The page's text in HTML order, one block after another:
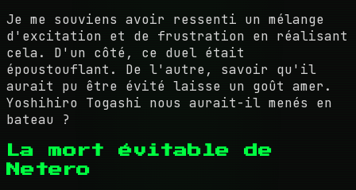
Je me souviens avoir ressenti un mélange
d'excitation et de frustration en réalisant
cela. D'un côté, ce duel était
époustouflant. De l'autre, savoir qu'il
aurait pu être évité laisse un goût amer.
Yoshihiro Togashi nous aurait-il menés en
bateau ?
La mort évitable de
Netero